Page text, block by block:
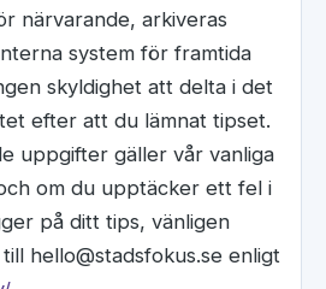
närvarande, arkiveras
system för framtida
skyldighet att delta i det
efter att du lämnat tipset.
uppgifter gäller vår vanliga
om du upptäcker ett fel i
på ditt tips, vänligen
hello@stadsfokus.se enligt